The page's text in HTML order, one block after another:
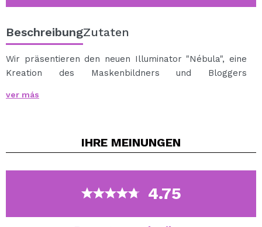
BeschreibungZutaten
Wir präsentieren den neuen Illuminator "Nébula", eine
Kreation des Maskenbildners und Bloggers
Eine Explosion von Licht für Ihr Gesicht mit einem
Pss, pss, Miriam spricht !!
Ich denke, dass ich sie in einem anderen Leben hätte
verehren sollen und wer mich kennt, wird immer
wissen, dass ich "das glühende Mädchen" bin.
ver más
IHRE MEINUNGEN
4.75